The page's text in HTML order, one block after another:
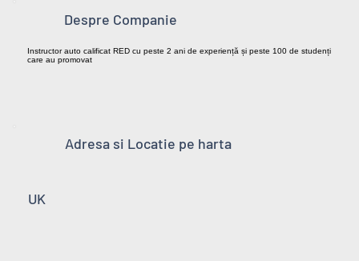
Despre Companie
Instructor auto calificat RED cu peste 2 ani de experiență și peste 100 de studenți
care au promovat
Adresa si Locatie pe harta
UK